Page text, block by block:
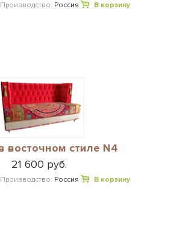
Производство: Россия В корзину
восточном стиле N4
21 600 руб.
Производство: Россия В корзину